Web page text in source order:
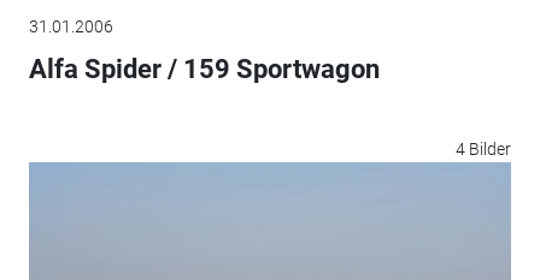
31.01.2006
Alfa Spider / 159 Sportwagon
4 Bilder